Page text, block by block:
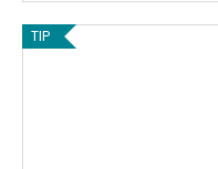
TIP